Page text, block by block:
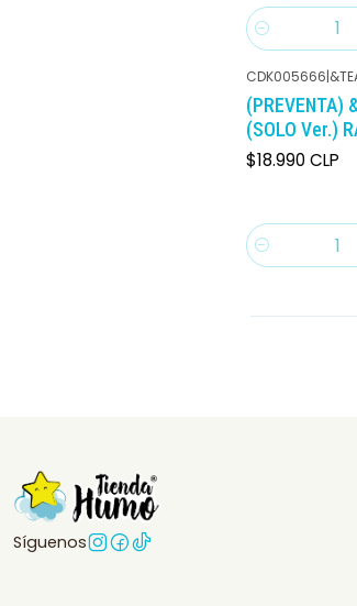
Cantidad
CDK005666|
(PREVENTA)
(SOLO Ver.)
$18.990 CLP
Cantidad
Síguenos